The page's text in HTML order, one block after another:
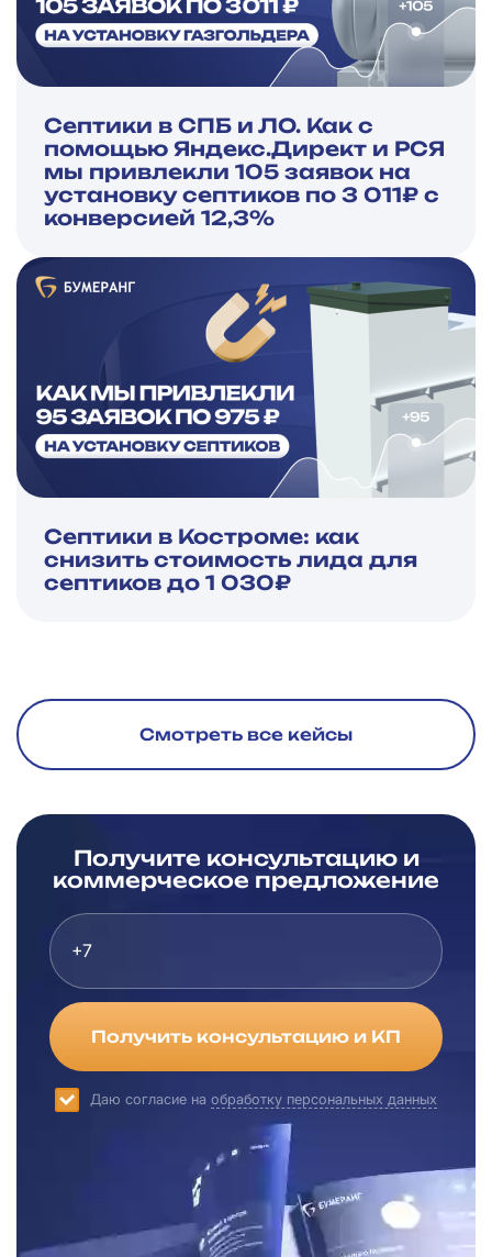
Септики в СПБ и ЛО. Как с
помощью Яндекс.Директ и РСЯ
мы привлекли 105 заявок на
установку септиков по 3 011₽ с
конверсией 12,3%
Септики в Костроме: как
снизить стоимость лида для
септиков до 1 030₽
Смотреть все кейсы
Получите консультацию и
коммерческое предложение
Получить консультацию и КП
Даю согласие на обработку персональных данных